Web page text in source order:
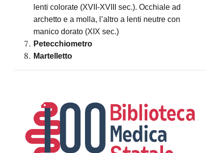
lenti colorate (XVII-XVIII sec.). Occhiale ad
archetto e a molla, l’altro a lenti neutre con
manico dorato (XIX sec.)
Petecchiometro
Martelletto